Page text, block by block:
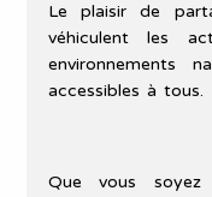
Le plaisir de
véhiculent les
environnements
accessibles à tous.
Que vous